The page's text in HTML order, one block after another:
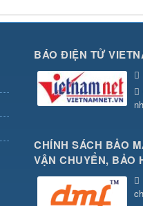
BÁO ĐIỆN TỬ
CHÍNH SÁCH BẢO
VẬN CHUYỂN, BẢO